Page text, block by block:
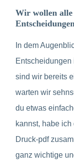
Wir wollen
In dem
sind wir bereits
warten wir
du etwas
kannst, habe
Druck-pdf
ganz wichtige